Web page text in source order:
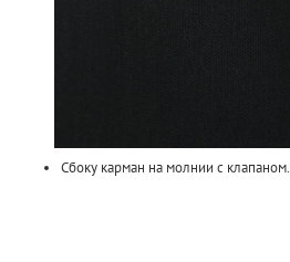
Сбоку карман на молнии с клапаном.